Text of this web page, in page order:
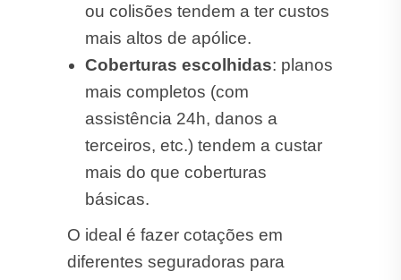
ou colisões tendem a ter custos
mais altos de apólice.
Coberturas escolhidas: planos
mais completos (com
assistência 24h, danos a
terceiros, etc.) tendem a custar
mais do que coberturas
básicas.
O ideal é fazer cotações em
diferentes seguradoras para